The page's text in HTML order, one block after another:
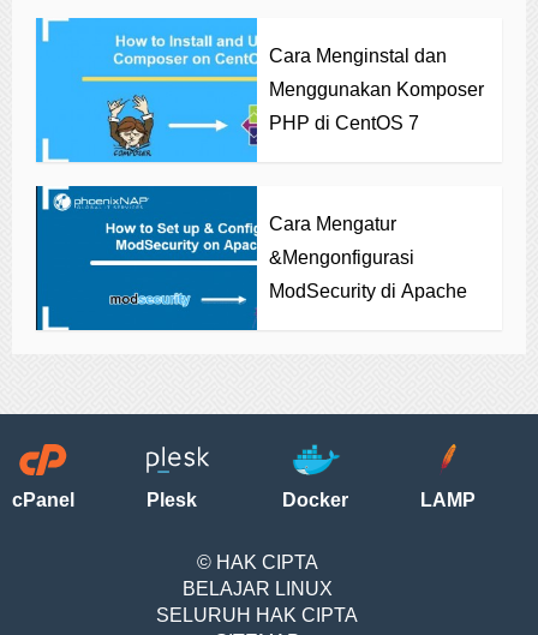
Cara Menginstal dan
Menggunakan Komposer
PHP di CentOS 7
Cara Mengatur
&Mengonfigurasi
ModSecurity di Apache
cPanel Plesk Docker LAMP
© HAK CIPTA
BELAJAR LINUX
SELURUH HAK CIPTA